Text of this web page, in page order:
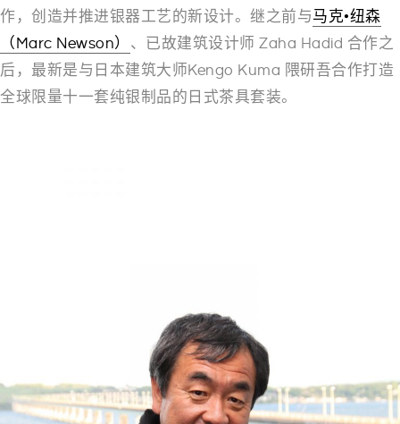
作，创造并推进银器工艺的新设计。继之前与马克•纽森
（Marc Newson） 、已故建筑设计师 Zaha Hadid 合作之
后，最新是与日本建筑大师Kengo Kuma 隈研吾合作打造
全球限量十一套纯银制品的日式茶具套装。